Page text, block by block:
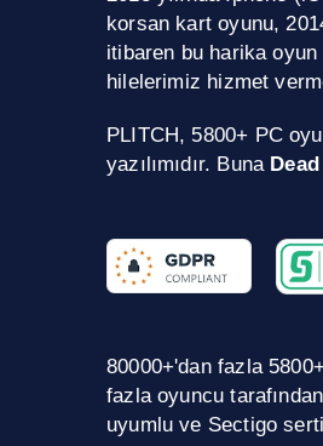
korsan kart oyunu,
itibaren bu harika
hilelerimiz hizmet
PLITCH, 5800+ PC
yazılımıdır. Buna
80000+'dan fazla
fazla oyuncu
uyumlu ve Sectigo